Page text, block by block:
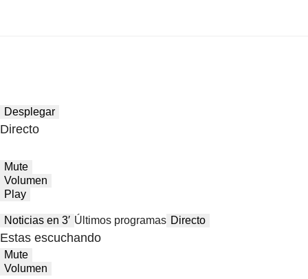
Desplegar
Directo
Mute
Volumen
Play
Noticias en 3′ Últimos programas Directo
Estas escuchando
Mute
Volumen